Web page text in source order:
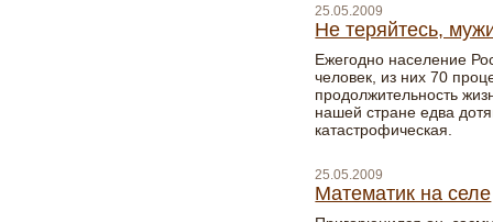
25.05.2009
Не теряйтесь,
Ежегодно население
человек, из них 70
продолжительность
нашей стране едва
катастрофическая.
25.05.2009
Математик на селе